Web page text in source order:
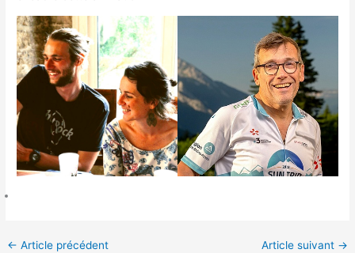
← Article précédent Article suivant →